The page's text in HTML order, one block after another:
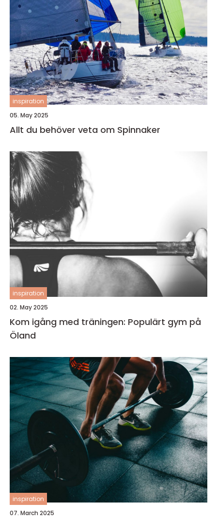
inspiration
05. May 2025
Allt du behöver veta om Spinnaker
inspiration
02. May 2025
Kom igång med träningen: Populärt gym på
Öland
inspiration
07. March 2025